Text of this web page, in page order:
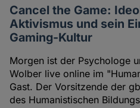
Cancel the Game:
Aktivismus und sein
Gaming-Kultur
Morgen ist der Psychologe
Wolber live online im
Gast. Der Vorsitzende der
des Humanistischen